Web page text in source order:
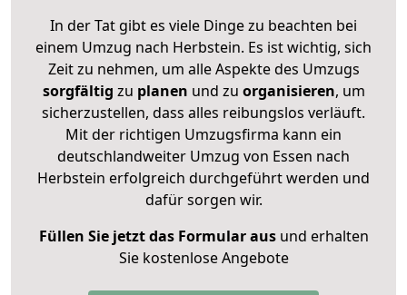
In der Tat gibt es viele Dinge zu beachten bei
einem Umzug nach Herbstein. Es ist wichtig, sich
Zeit zu nehmen, um alle Aspekte des Umzugs
sorgfältig zu planen und zu organisieren, um
sicherzustellen, dass alles reibungslos verläuft.
Mit der richtigen Umzugsfirma kann ein
deutschlandweiter Umzug von Essen nach
Herbstein erfolgreich durchgeführt werden und
dafür sorgen wir.
Füllen Sie jetzt das Formular ausund erhalten
Sie kostenlose Angebote